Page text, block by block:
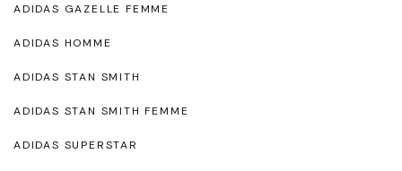
ADIDAS GAZELLE FEMME
ADIDAS HOMME
ADIDAS STAN SMITH
ADIDAS STAN SMITH FEMME
ADIDAS SUPERSTAR